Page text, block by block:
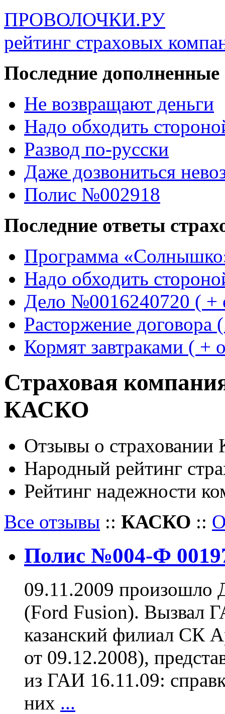
ПРОВОЛОЧКИ.РУ
рейтинг страховых
Последние
Не возвращают деньги
Надо обходить
Развод по-русски
Даже дозвониться
Полис №002918
Последние ответы
Программа
Надо обходить
Дело №0016240720 ( +
Расторжение договора
Кормят завтраками ( +
Страховая
КАСКО
Отзывы о
Народный рейтинг
Рейтинг надежности
Все отзывы :: КАСКО ::
Полис №004-Ф
09.11.2009 произошло
(Ford Fusion). Вызвал
казанский филиал СК
от 09.12.2008),
из ГАИ 16.11.09:
них ...